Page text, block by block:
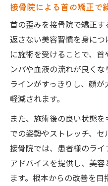
接骨院による首の矯正で
首の歪みを接骨院で矯正
返さない美容習慣を身に
に施術を受けることで、
ンパや血液の流れが良く
ラインがすっきりし、顔
軽減されます。
また、施術後の良い状態
での姿勢やストレッチ、セ
接骨院では、患者様のラ
アドバイスを提供し、美
ます。根本からの改善を